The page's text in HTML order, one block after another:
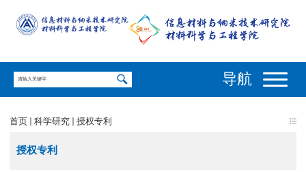
导航
首页 科学研究 授权专利
授权专利